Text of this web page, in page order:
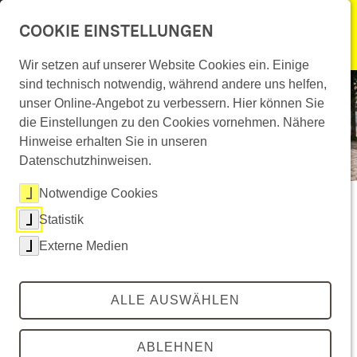
Gebärdensprache
Überspringe Hero-Bühne
KI-generiert mit Google Gemini
Passt E-Mobilität zu dir?
Bei der Elektromobilität gibt es viele Fragen –
etwa zu Reichweite, Laden, Kosten,
Sicherheit oder Umweltfreundlichkeit. Wir
bieten fundierte und unabhängige
Antworten. Diese helfen, Unsicherheiten
COOKIE EINSTELLUNGEN
Wir setzen auf unserer Website Cookies ein. Einige
sind technisch notwendig, während andere uns helfen,
unser Online-Angebot zu verbessern. Hier können Sie
die Einstellungen zu den Cookies vornehmen. Nähere
Hinweise erhalten Sie in unseren
Datenschutzhinweisen.
Notwendige Cookies
Statistik
Externe Medien
ALLE AUSWÄHLEN
ABLEHNEN